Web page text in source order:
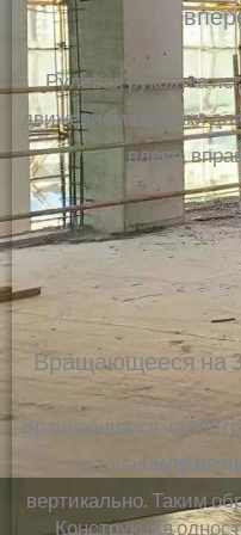
Рулевая рукоятка
движением тележки
влево,
Вращающееся на
Вращающееся на 360
устанавливать
вертикально. Таким
Конструкция